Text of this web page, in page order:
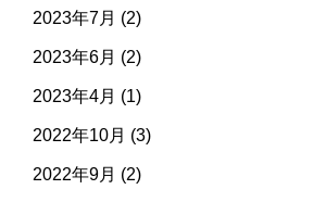
2023年7月 (2)
2023年6月 (2)
2023年4月 (1)
2022年10月 (3)
2022年9月 (2)